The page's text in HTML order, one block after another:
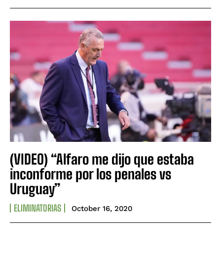
(VIDEO) “Alfaro me dijo que estaba
inconforme por los penales vs
Uruguay”
ELIMINATORIAS October 16, 2020